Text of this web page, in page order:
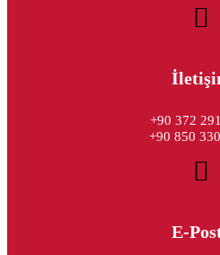
+90 372
+90 850
E-